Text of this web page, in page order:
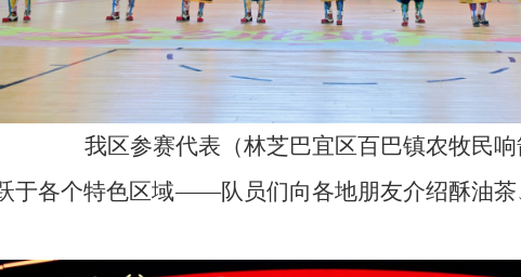
我区参赛代表（林芝巴宜区百巴镇农牧民响
于各个特色区域——队员们向各地朋友介绍酥油茶